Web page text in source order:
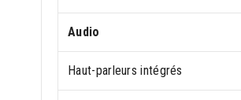
Audio
Haut-parleurs intégrés